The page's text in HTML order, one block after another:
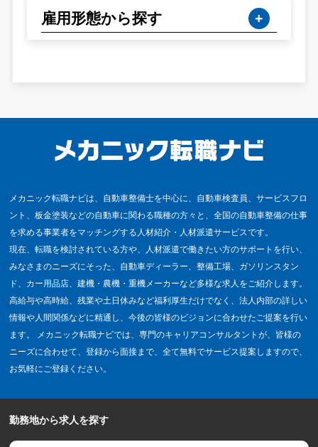
雇用形態から探す
メカニック転職ナビは、自動車整備士を中心に、自動車検査員、サービスフロ
ント、板金塗装などの自動車に関わる職種の方々と、全国の自動車整備の仕事
を求める事業者をマッチングする人材紹介・人材派遣サービスです。
現在、転職を検討されている方や、人材派遣で働きたい方のサポートを行い、
みなさまのニーズにそった、自動車ディーラー、整備工場、ガソリンスタン
ド、カー用品店、建機・農機・重機メーカーなど多様な求人をご紹介します。
高給与や高時給、残業や土日休みなど福利厚生だけでなく、法人内部の詳しい
情報や人間関係などに精通し、今後の皆様のビジョンに合わせたご提案を行い
ます。 メカニック転職ナビでは、専門のキャリアコンサルタントが、皆様の
ニーズに合わせて、登録から面接まで、全て無料でサービス提案しますので、
お気軽にご登録ください。
勤務地から求人を探す